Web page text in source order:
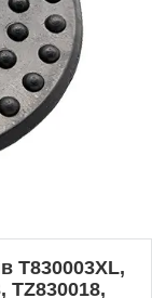
T830003XL,
TZ830018,